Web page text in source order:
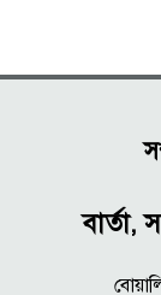
বার্তা,